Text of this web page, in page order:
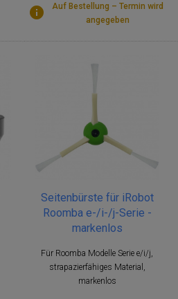
Auf Bestellung – Termin wird
angegeben
Seitenbürste für iRobot
Roomba e-/i-/j-Serie -
markenlos
Für Roomba Modelle Serie e/i/j,
strapazierfähiges Material,
markenlos